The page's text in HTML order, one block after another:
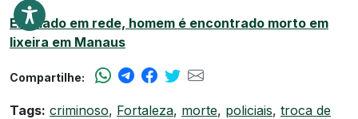
Enrolado em rede, homem é encontrado morto em
lixeira em Manaus
Compartilhe:
Tags: criminoso, Fortaleza, morte, policiais, troca de